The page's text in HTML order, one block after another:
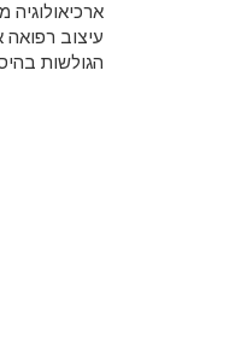
עיצוב
הגולשות